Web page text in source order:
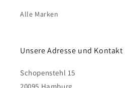
Alle Marken
Unsere Adresse und Kontakt
Schopenstehl 15